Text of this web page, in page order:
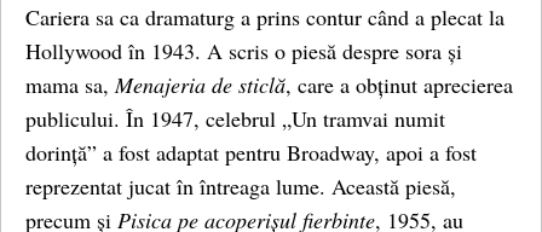
Cariera sa ca dramaturg a prins contur când a plecat la
Hollywood în 1943. A scris o piesă despre sora și
mama sa,Menajeria de sticlă, care a obținut aprecierea
publicului. În 1947, celebrul „Un tramvai numit
dorință” a fost adaptat pentru Broadway, apoi a fost
reprezentat jucat în întreaga lume. Această piesă,
precum și Pisica pe acoperișul fierbinte, 1955, au